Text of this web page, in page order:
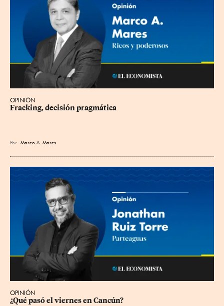
OPINIÓN
Fracking, decisión pragmática
Por Marco A. Mares
OPINIÓN
¿Qué pasó el viernes en Cancún?